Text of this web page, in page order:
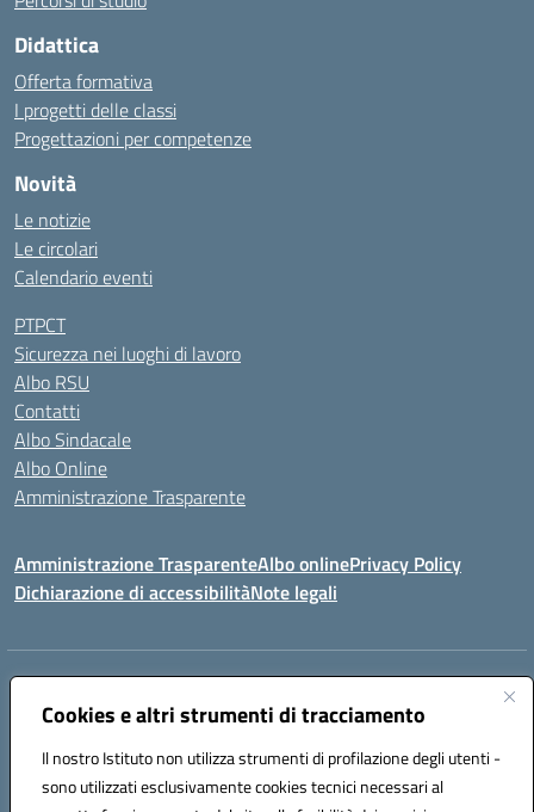
Cookies e altri strumenti di tracciamento
Il nostro Istituto non utilizza strumenti di profilazione degli utenti -
sono utilizzati esclusivamente cookies tecnici necessari al
Didattica
Offerta formativa
I progetti delle classi
Progettazioni per competenze
Novità
Le notizie
Le circolari
Calendario eventi
PTPCT
Sicurezza nei luoghi di lavoro
Albo RSU
Contatti
Albo Sindacale
Albo Online
Amministrazione Trasparente
Amministrazione TrasparenteAlbo onlinePrivacy Policy
Dichiarazione di accessibilitàNote legali
Centralino:
Posta elettronica certificata (PEC):tpis02200a@pec.istruzione.it
Codice fiscale: 93066580817
Codice meccanografico:TPIS02200A